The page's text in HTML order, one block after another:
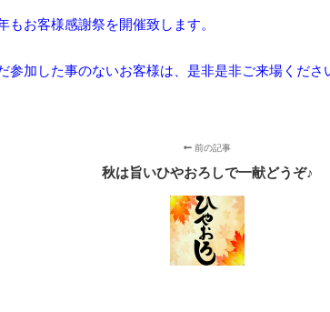
もお客様感謝祭を開催致します。
参加した事のないお客様は、是非是非ご来場くださ
前の記事
秋は旨いひやおろしで一献どうぞ♪